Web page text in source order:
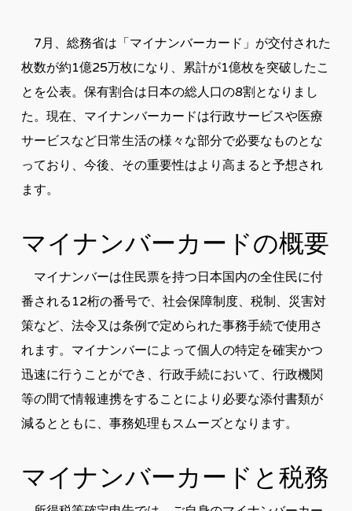
7月、総務省は「マイナンバーカード」が交付された
枚数が約1億25万枚になり、累計が1億枚を突破したこ
とを公表。保有割合は日本の総人口の8割となりまし
た。現在、マイナンバーカードは行政サービスや医療
サービスなど日常生活の様々な部分で必要なものとな
っており、今後、その重要性はより高まると予想され
ます。
マイナンバーカードの概要
マイナンバーは住民票を持つ日本国内の全住民に付
番される12桁の番号で、社会保障制度、税制、災害対
策など、法令又は条例で定められた事務手続で使用さ
れます。マイナンバーによって個人の特定を確実かつ
迅速に行うことができ、行政手続において、行政機関
等の間で情報連携をすることにより必要な添付書類が
減るとともに、事務処理もスムーズとなります。
マイナンバーカードと税務